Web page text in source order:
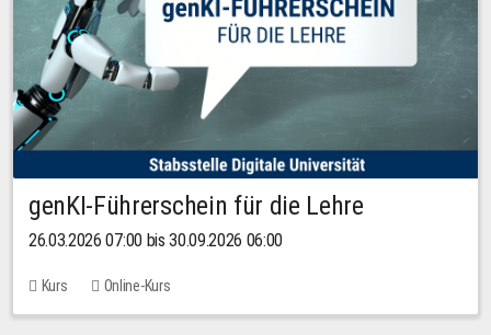
genKI-Führerschein für die Lehre
26.03.2026 07:00 bis 30.09.2026 06:00
Kurs Online-Kurs